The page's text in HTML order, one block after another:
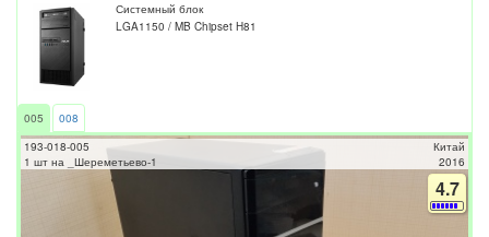
Системный блок
LGA1150 / MB Chipset H81
005
008
193-018-005
1 шт на _Шереметьево-1
Китай
2016
4.7